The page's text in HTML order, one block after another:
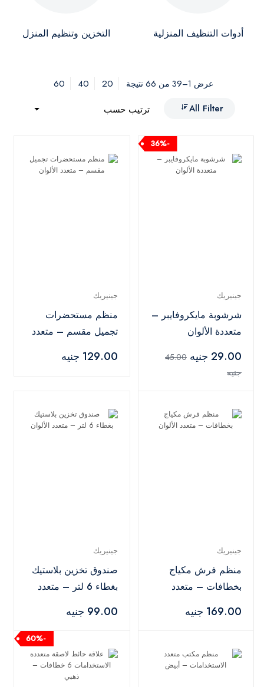
أدوات التنظيف المنزلية التخزين وتنظيم المنزل
عرض 1–39 من 66 نتيجة 20
40
60
All Filter
ترتيب حسب
-36%
جينيريك
شرشوبة مايكروفايبر –
متعددة الألوان
29.00 جنيه
45.00
جنيه
جينيريك
منظم مستحضرات
تجميل مقسم – متعدد
129.00 جنيه
جينيريك
منظم فرش مكياج
بخطافات – متعدد
169.00 جنيه
جينيريك
صندوق تخزين بلاستيك
بغطاء 6 لتر – متعدد
99.00 جنيه
-60%